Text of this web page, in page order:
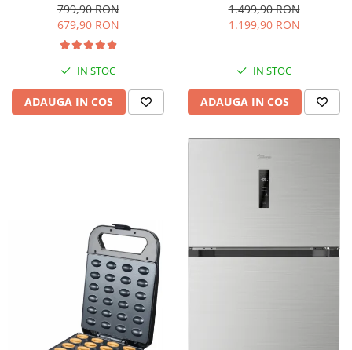
interioara, H 84 cm, Negru
799,90 RON
679,90 RON
IN STOC
ADAUGA IN COS
Iluminare LED, Termostat
Reglabil, H 147 cm, Negru
1.499,90 RON
1.199,90 RON
IN STOC
ADAUGA IN COS